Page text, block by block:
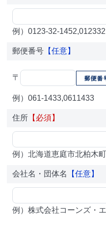
例）0123-32-
郵便番号【任意】
〒
例）061-1433,0611433
住所【必須】
例）北海道恵庭市北柏木
会社名・団体名 【任意】
例）株式会社コーンズ・